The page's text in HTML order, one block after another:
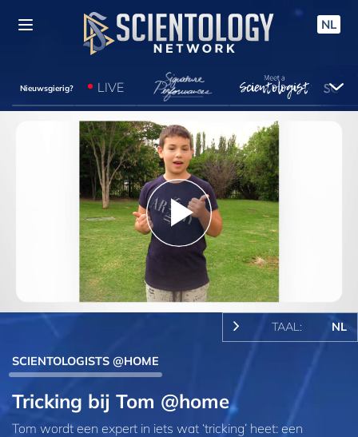
NL
Nieuwsgierig? LIVE
Play
Video
TAAL: NL
SCIENTOLOGISTS @HOME
Tricking bij Tom @home
Tom wordt een expert in iets wat ‘tricking’ heet: een